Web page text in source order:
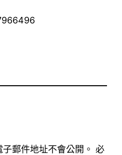
郵件地址不會公開。 必